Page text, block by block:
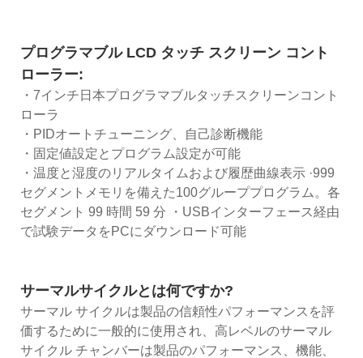
プログラマブル LCD タッチ スクリーン コント
ローラー:
・7インチ日本プログラマブルタッチスクリーンコント
ローラ
・PIDオートチューニング、自己診断機能
・固定値設定とプログラム設定が可能
・温度と湿度のリアルタイムおよび履歴曲線表示 ·999
セグメントメモリを備えた100グループプログラム。各
セグメント 99 時間 59 分 ・USBインターフェース経由
で試験データをPCにダウンロード可能
サーマルサイクルとは何ですか?
サーマル サイクルは製品の信頼性パフォーマンスを評
価するために一般的に使用され、高レベルのサーマル
サイクル チャンバーは製品のパフォーマンス、機能、